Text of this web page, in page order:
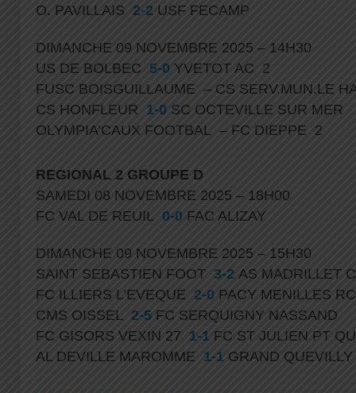
O. PAVILLAIS 2-2 USF FECAMP
DIMANCHE 09 NOVEMBRE 2025 – 14H30
US DE BOLBEC 5-0 YVETOT AC 2
FUSC BOISGUILLAUME – CS SERV.MUN.LE
CS HONFLEUR 1-0 SC OCTEVILLE SUR MER
OLYMPIA’CAUX FOOTBAL – FC DIEPPE 2
REGIONAL 2 GROUPE D
SAMEDI 08 NOVEMBRE 2025 – 18H00
FC VAL DE REUIL 0-0 FAC ALIZAY
DIMANCHE 09 NOVEMBRE 2025 – 15H30
SAINT SEBASTIEN FOOT 3-2 AS MADRILLET
FC ILLIERS L’EVEQUE 2-0 PACY MENILLES
CMS OISSEL 2-5 FC SERQUIGNY NASSAND
FC GISORS VEXIN 27 1-1 FC ST JULIEN PT
AL DEVILLE MAROMME 1-1 GRAND